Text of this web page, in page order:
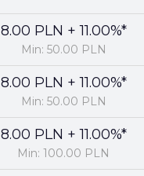
8.00 PLN + 11.00%*
Min: 50.00 PLN
8.00 PLN + 11.00%*
Min: 50.00 PLN
8.00 PLN + 11.00%*
Min: 100.00 PLN